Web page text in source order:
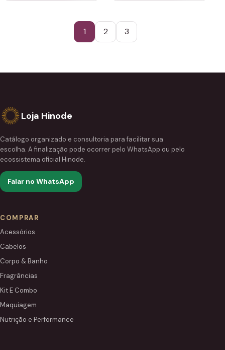
1 2 3
Loja Hinode
Catálogo organizado e consultoria para facilitar sua
escolha. A finalização pode ocorrer pelo WhatsApp ou pelo
ecossistema oficial Hinode.
Falar no WhatsApp
COMPRAR
Acessórios
Cabelos
Corpo & Banho
Fragrâncias
Kit E Combo
Maquiagem
Nutrição e Performance